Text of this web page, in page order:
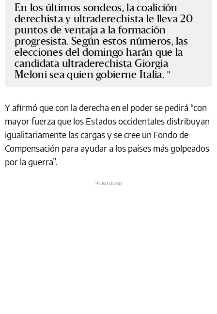
En los últimos sondeos, la coalición
derechista y ultraderechista le lleva 20
puntos de ventaja a la formación
progresista. Según estos números, las
elecciones del domingo harán que la
candidata ultraderechista Giorgia
Meloni sea quien gobierne Italia.
Y afirmó que con la derecha en el poder se pedirá “con
mayor fuerza que los Estados occidentales distribuyan
igualitariamente las cargas y se cree un Fondo de
Compensación para ayudar a los países más golpeados
por la guerra”.